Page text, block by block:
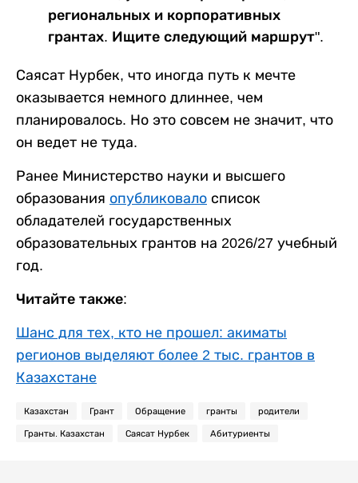
региональных и корпоративных
грантах. Ищите следующий маршрут".
Саясат Нурбек, что иногда путь к мечте
оказывается немного длиннее, чем
планировалось. Но это совсем не значит, что
он ведет не туда.
Ранее Министерство науки и высшего
образования опубликовало список
обладателей государственных
образовательных грантов на 2026/27 учебный
год.
Читайте также:
Шанс для тех, кто не прошел: акиматы
регионов выделяют более 2 тыс. грантов в
Казахстане
Казахстан Грант Обращение гранты родители
Гранты. Казахстан Саясат Нурбек Абитуриенты